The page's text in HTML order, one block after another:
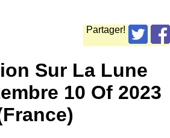
Partager!
Sur La Lune
10 Of 2023